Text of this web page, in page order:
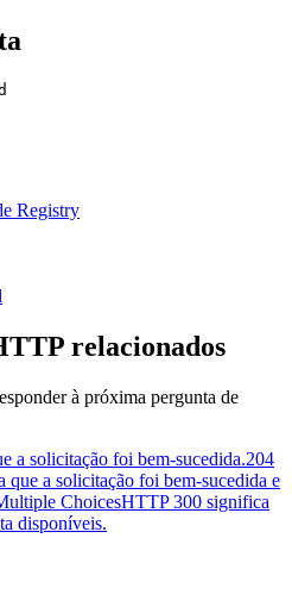
Registry
relacionados
à próxima pergunta de
a solicitação foi bem-sucedida.204
a solicitação foi bem-sucedida e
ChoicesHTTP 300 significa
disponíveis.